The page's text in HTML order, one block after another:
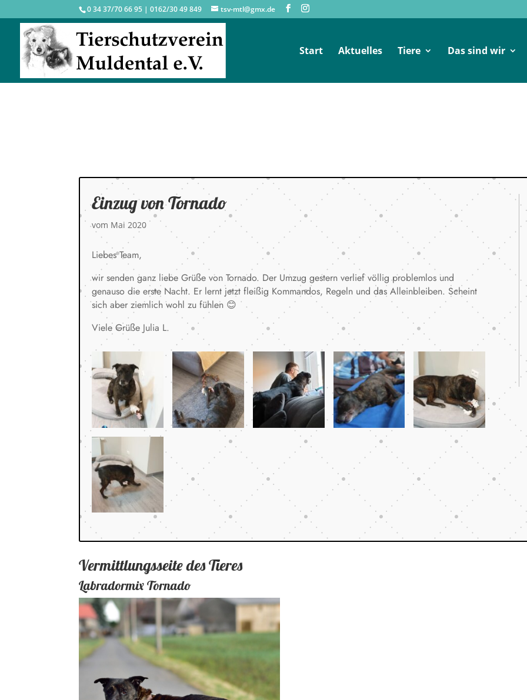
0 34 37/70 66 95 | 0162/30 49 849 tsv-mtl@gmx.de
Start Aktuelles Tiere Das sind wir
Einzug von Tornado
vom Mai 2020
Liebes Team,
wir senden ganz liebe Grüße von Tornado. Der Umzug gestern verlief völlig problemlos und
genauso die erste Nacht. Er lernt jetzt fleißig Kommandos, Regeln und das Alleinbleiben. Scheint
sich aber ziemlich wohl zu fühlen 😊
Viele Grüße Julia L.
Vermittlungsseite des Tieres
Labradormix Tornado